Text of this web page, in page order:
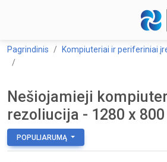
Pagrindinis Kompiuteriai ir periferiniai
Nešiojamieji
rezoliucija - 1280 x
POPULIARUMĄ